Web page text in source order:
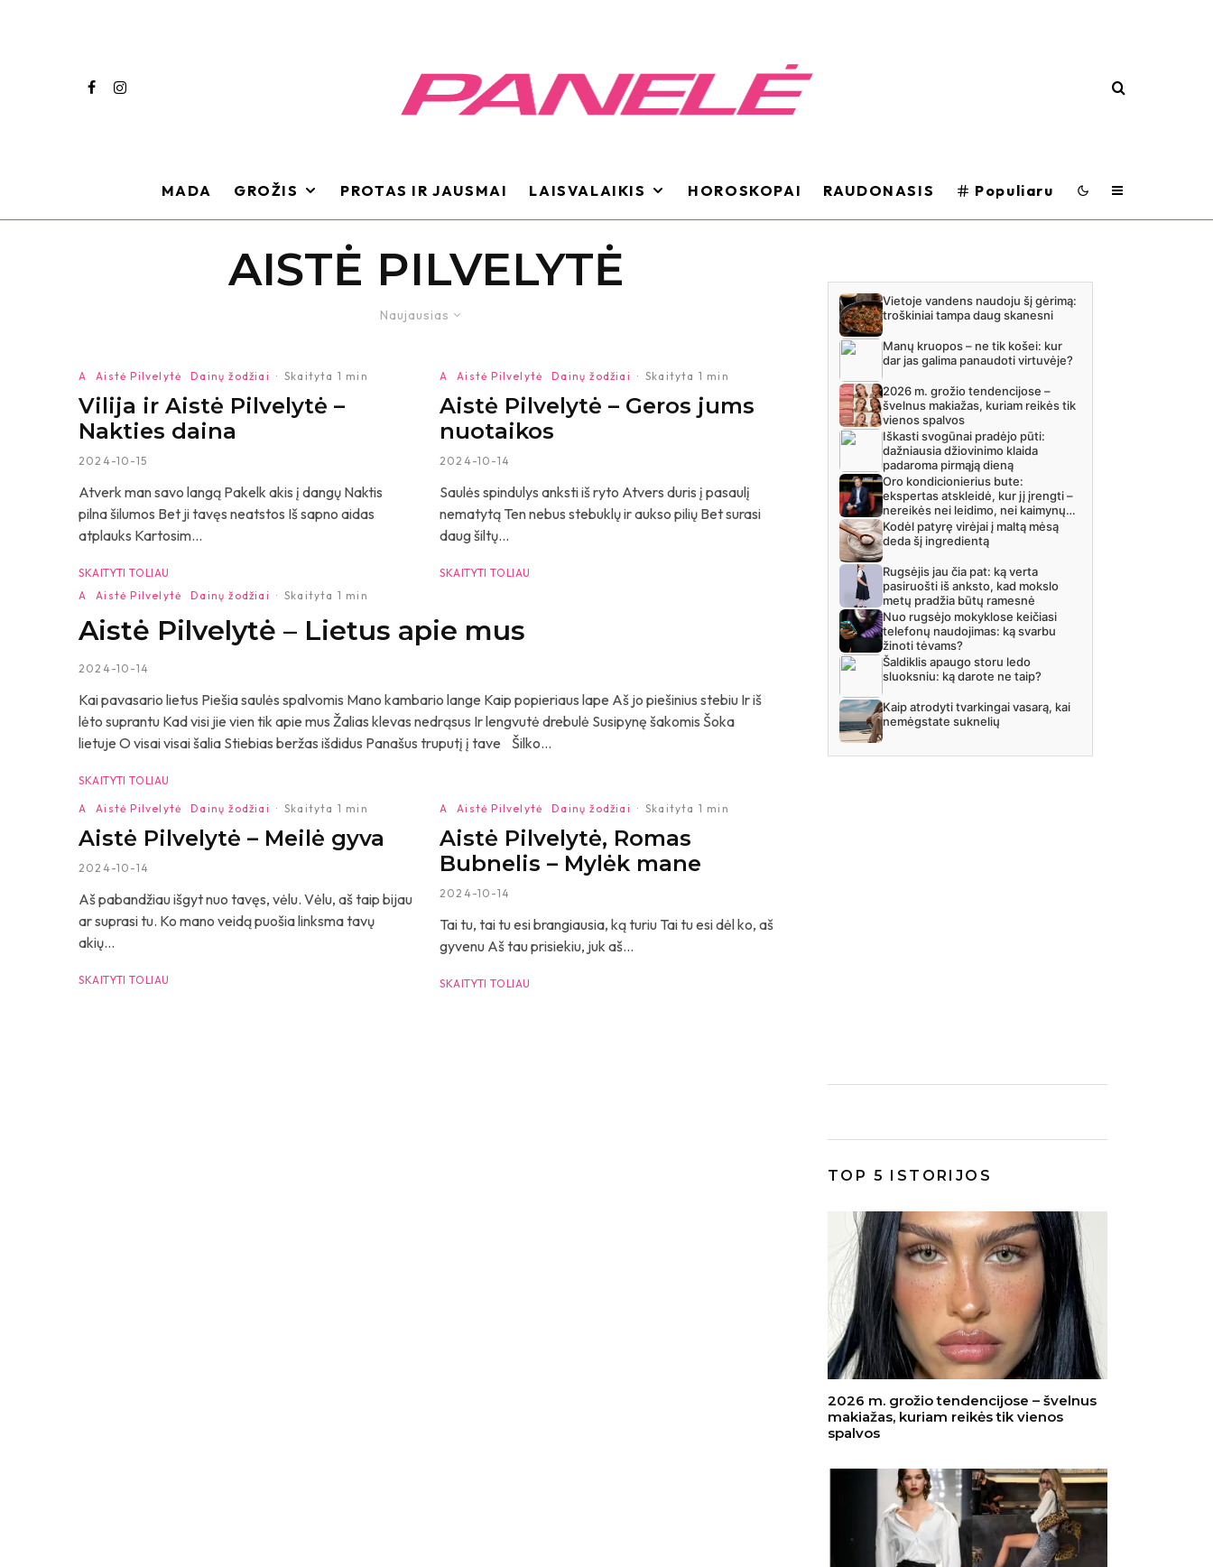
MADA GROŽIS PROTAS IR JAUSMAI LAISVALAIKIS HOROSKOPAI RAUDONASIS Populiaru
AISTĖ PILVELYTĖ
Naujausias
A Aistė Pilvelytė Dainų žodžiai · Skaityta 1 min
Vilija ir Aistė Pilvelytė –
Nakties daina
2024-10-15
Atverk man savo langą Pakelk akis į dangų Naktis
pilna šilumos Bet ji tavęs neatstos Iš sapno aidas
atplauks Kartosim...
SKAITYTI TOLIAU
A Aistė Pilvelytė Dainų žodžiai · Skaityta 1 min
Aistė Pilvelytė – Geros jums
nuotaikos
2024-10-14
Saulės spindulys anksti iš ryto Atvers duris į pasaulį
nematytą Ten nebus stebuklų ir aukso pilių Bet surasi
daug šiltų...
SKAITYTI TOLIAU
A
Aistė Pilvelytė Dainų žodžiai · Skaityta 1 min
Aistė Pilvelytė – Lietus apie mus
2024-10-14
Kai pavasario lietus Piešia saulės spalvomis Mano kambario lange Kaip popieriaus lape Aš jo piešinius stebiu Ir iš
lėto suprantu Kad visi jie vien tik apie mus Žalias klevas nedrąsus Ir lengvutė drebulė Susipynę šakomis Šoka
lietuje O visai visai šalia Stiebias beržas išdidus Panašus truputį į tave Šilko...
SKAITYTI TOLIAU
A Aistė Pilvelytė Dainų žodžiai · Skaityta 1 min
Aistė Pilvelytė – Meilė gyva
2024-10-14
Aš pabandžiau išgyt nuo tavęs, vėlu. Vėlu, aš taip bijau
ar suprasi tu. Ko mano veidą puošia linksma tavų
akių...
SKAITYTI TOLIAU
A Aistė Pilvelytė Dainų žodžiai · Skaityta 1 min
Aistė Pilvelytė, Romas
Bubnelis – Mylėk mane
2024-10-14
Tai tu, tai tu esi brangiausia, ką turiu Tai tu esi dėl ko, aš
gyvenu Aš tau prisiekiu, juk aš...
SKAITYTI TOLIAU
TOP 5 ISTORIJOS
2026 m. grožio tendencijose – švelnus
makiažas, kuriam reikės tik vienos
spalvos